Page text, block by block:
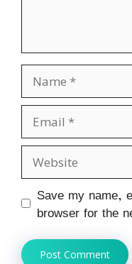
Name
Email
Website
Save my name,
browser for the